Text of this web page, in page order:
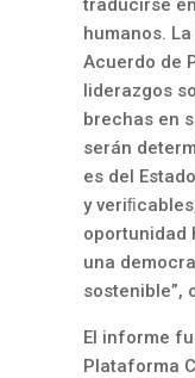
traducirse
humanos.
Acuerdo de
liderazgos
brechas en
serán
es del
y
oportunidad
una
sostenible”,
El informe
Plataforma